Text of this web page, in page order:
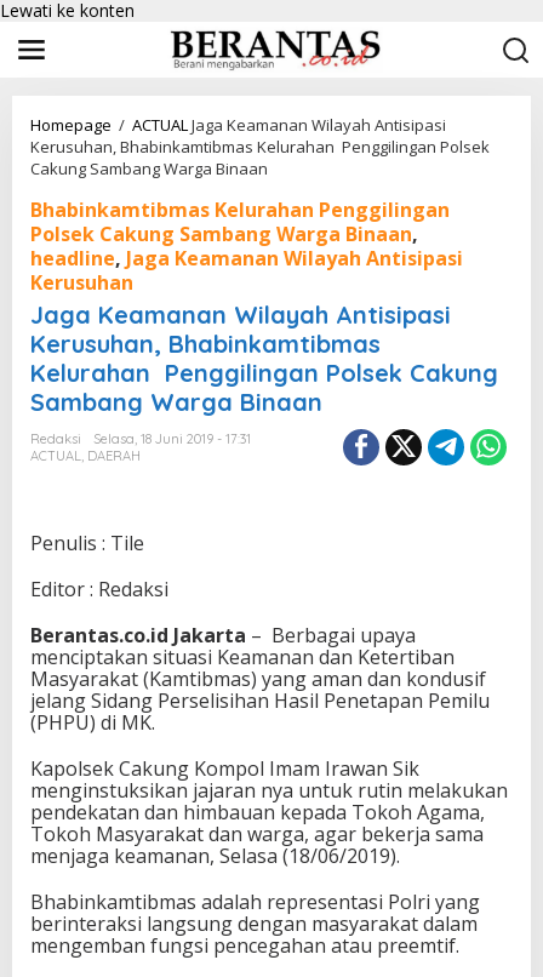
Lewati ke konten
Homepage / ACTUALJaga Keamanan Wilayah Antisipasi
Kerusuhan, Bhabinkamtibmas Kelurahan Penggilingan Polsek
Cakung Sambang Warga Binaan
Bhabinkamtibmas Kelurahan Penggilingan
Polsek Cakung Sambang Warga Binaan,
headline, Jaga Keamanan Wilayah Antisipasi
Kerusuhan
Jaga Keamanan Wilayah Antisipasi
Kerusuhan, Bhabinkamtibmas
Kelurahan Penggilingan Polsek Cakung
Sambang Warga Binaan
Redaksi
Selasa, 18 Juni 2019 - 17:31
ACTUAL, DAERAH
Penulis : Tile
Editor : Redaksi
Berantas.co.id Jakarta – Berbagai upaya
menciptakan situasi Keamanan dan Ketertiban
Masyarakat (Kamtibmas) yang aman dan kondusif
jelang Sidang Perselisihan Hasil Penetapan Pemilu
(PHPU) di MK.
Kapolsek Cakung Kompol Imam Irawan Sik
menginstuksikan jajaran nya untuk rutin melakukan
pendekatan dan himbauan kepada Tokoh Agama,
Tokoh Masyarakat dan warga, agar bekerja sama
menjaga keamanan, Selasa (18/06/2019).
Bhabinkamtibmas adalah representasi Polri yang
berinteraksi langsung dengan masyarakat dalam
mengemban fungsi pencegahan atau preemtif.